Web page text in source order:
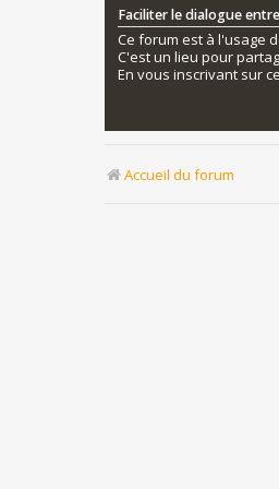
Faciliter le dialogue
Ce forum est à l'usage
C'est un lieu pour
En vous inscrivant sur
Accueil du forum